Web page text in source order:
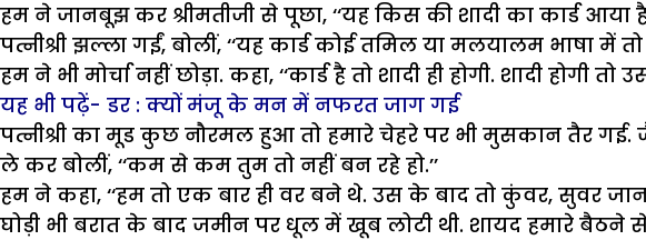
हम ने जानबूझ कर श्रीमतीजी से पूछा, ‘‘यह किस की शादी का कार्ड आया
पत्नीश्री झल्ला गईं, बोलीं, ‘‘यह कार्ड कोई तमिल या मलयालम भाषा में
हम ने भी मोर्चा नहीं छोड़ा. कहा, ‘‘कार्ड है तो शादी ही होगी. शादी
यह भी पढ़ें- डर : क्यों मंजू के मन में नफरत जाग गई
पत्नीश्री का मूड कुछ नौरमल हुआ तो हमारे चेहरे पर भी मुसकान
ले कर बोलीं, ‘‘कम से कम तुम तो नहीं बन रहे हो.’’
हम ने कहा, ‘‘हम तो एक बार ही वर बने थे. उस के बाद तो कुंवर, सुवर
घोड़ी भी बरात के बाद जमीन पर धूल में खूब लोटी थी. शायद हमारे बैठने